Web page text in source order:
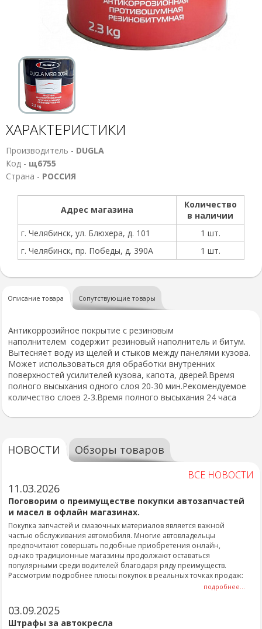
ХАРАКТЕРИСТИКИ
Производитель - DUGLA
Код - щ6755
Страна - РОССИЯ
Адрес магазина
Количество
в наличии
г. Челябинск, ул. Блюхера, д. 101
1 шт.
г. Челябинск, пр. Победы, д. 390А
1 шт.
Описание товара Сопутствующие товары
Антикоррозийное покрытие с резиновым
наполнителем содержит резиновый наполнитель и битум.
Вытесняет воду из щелей и стыков между панелями кузова.
Может использоваться для обработки внутренних
поверхностей усилителей кузова, капота, дверей.Время
полного высыхания одного слоя 20-30 мин.Рекомендуемое
количество слоев 2-3.Время полного высыхания 24 часа
НОВОСТИ Обзоры товаров
ВСЕ НОВОСТИ
11.03.2026
Поговорим о преимуществе покупки автозапчастей
и масел в офлайн магазинах.
Покупка запчастей и смазочных материалов является важной
частью обслуживания автомобиля. Многие автовладельцы
предпочитают совершать подобные приобретения онлайн,
однако традиционные магазины продолжают оставаться
популярными среди водителей благодаря ряду преимуществ.
Рассмотрим подробнее плюсы покупок в реальных точках продаж:
подробнее...
03.09.2025
Штрафы за автокресла